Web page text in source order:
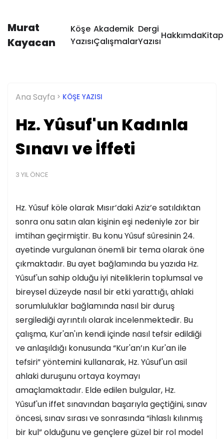
Murat
Kayacan
Köşe
Yazısı
Akademik
Çalışmalar
Dergi
Yazısı
HakkımdaKitap
Ana Sayfa KÖŞE YAZISI
Hz. Yûsuf'un Kadınla
Sınavı ve İffeti
3 YIL ÖNCE
Hz. Yûsuf köle olarak Mısır’daki Aziz’e satıldıktan
sonra onu satın alan kişinin eşi nedeniyle zor bir
imtihan geçirmiştir. Bu konu Yûsuf sûresinin 24.
ayetinde vurgulanan önemli bir tema olarak öne
çıkmaktadır. Bu ayet bağlamında bu yazıda Hz.
Yûsuf'un sahip olduğu iyi niteliklerin toplumsal ve
bireysel düzeyde nasıl bir etki yarattığı, ahlaki
sorumluluklar bağlamında nasıl bir duruş
sergilediği ayrıntılı olarak incelenmektedir. Bu
çalışma, Kur'an'ın kendi içinde nasıl tefsir edildiği
ve anlaşıldığı konusunda “Kur'an’ın Kur'an ile
tefsiri” yöntemini kullanarak, Hz. Yûsuf'un asil
ahlaki duruşunu ortaya koymayı
amaçlamaktadır. Elde edilen bulgular, Hz.
Yûsuf'un iffet sınavından başarıyla geçtiğini, sınav
öncesi, sınav sırası ve sonrasında “ihlaslı kılınmış
bir kul” olduğunu ve gençlere güzel bir rol model